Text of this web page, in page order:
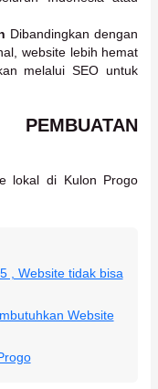
Dibandingkan dengan
website lebih hemat
melalui SEO untuk
lokal di Kulon Progo
, Website tidak bisa
Website